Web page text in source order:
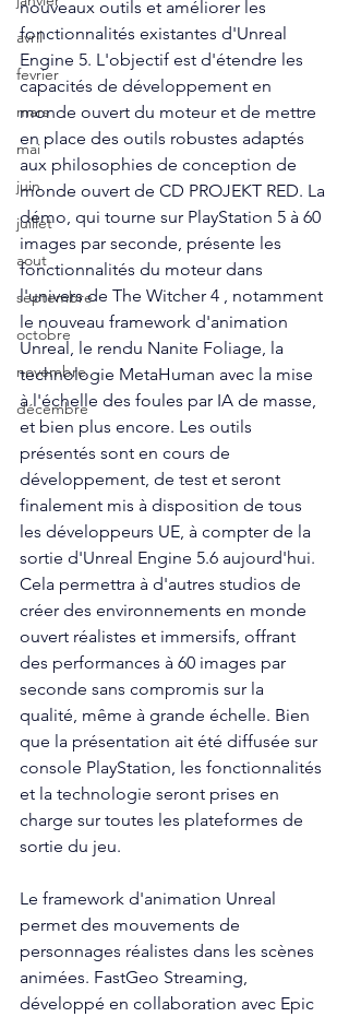
avril
fevrier
mars
mai
juin
juillet
aout
septembre
octobre
novembre
décembre
nouveaux outils et améliorer les
fonctionnalités existantes d'Unreal
Engine 5. L'objectif est d'étendre les
capacités de développement en
monde ouvert du moteur et de mettre
en place des outils robustes adaptés
aux philosophies de conception de
monde ouvert de CD PROJEKT RED. La
démo, qui tourne sur PlayStation 5 à 60
images par seconde, présente les
fonctionnalités du moteur dans
l'univers de The Witcher 4 , notamment
le nouveau framework d'animation
Unreal, le rendu Nanite Foliage, la
technologie MetaHuman avec la mise
à l'échelle des foules par IA de masse,
et bien plus encore. Les outils
présentés sont en cours de
développement, de test et seront
finalement mis à disposition de tous
les développeurs UE, à compter de la
sortie d'Unreal Engine 5.6 aujourd'hui.
Cela permettra à d'autres studios de
créer des environnements en monde
ouvert réalistes et immersifs, offrant
des performances à 60 images par
seconde sans compromis sur la
qualité, même à grande échelle. Bien
que la présentation ait été diffusée sur
console PlayStation, les fonctionnalités
et la technologie seront prises en
charge sur toutes les plateformes de
sortie du jeu.
Le framework d'animation Unreal
permet des mouvements de
personnages réalistes dans les scènes
animées. FastGeo Streaming,
développé en collaboration avec Epic